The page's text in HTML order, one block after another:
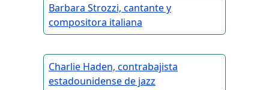
Barbara Strozzi, cantante y
compositora italiana
Charlie Haden, contrabajista
estadounidense de jazz